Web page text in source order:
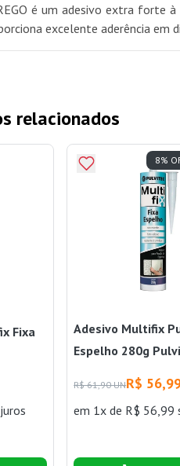
é um adesivo extra forte
excelente aderência em
relacionados
Fixa
Adesivo Multifix
Espelho 280g
R$ 61,90 UNR$
em 1x de R$ 56,99
8%